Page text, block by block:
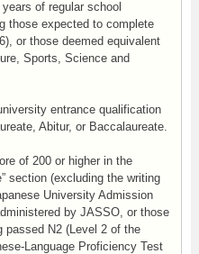
of regular school
those expected to complete
or those deemed equivalent
Sports, Science and
entrance qualification
Abitur, or Baccalaureate.
of 200 or higher in the
section (excluding the writing
University Admission
by JASSO, or those
passed N2 (Level 2 of the
Language Proficiency Test